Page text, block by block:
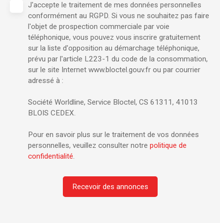
J'accepte le traitement de mes données personnelles
conformément au RGPD. Si vous ne souhaitez pas faire
l'objet de prospection commerciale par voie
téléphonique, vous pouvez vous inscrire gratuitement
sur la liste d'opposition au démarchage téléphonique,
prévu par l'article L223-1 du code de la consommation,
sur le site Internet www.bloctel.gouv.fr ou par courrier
adressé à :
Société Worldline, Service Bloctel, CS 61311, 41013
BLOIS CEDEX.
Pour en savoir plus sur le traitement de vos données
personnelles, veuillez consulter notre politique de
confidentialité.
Recevoir des annonces